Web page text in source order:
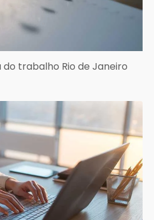
trabalho Rio de Janeiro